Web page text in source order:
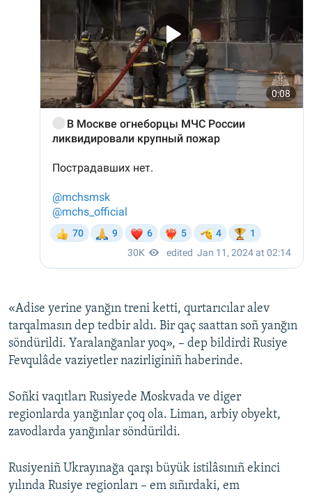
«Adise yerine yanğın treni ketti, qurtarıcılar alev
tarqalmasın dep tedbir aldı. Bir qaç saattan soñ yanğın
söndürildi. Yaralanğanlar yoq», – dep bildirdi Rusiye
Fevqulâde vaziyetler nazirliginiñ haberinde.
Soñki vaqıtları Rusiyede Moskvada ve diger
regionlarda yanğınlar çoq ola. Liman, arbiy obyekt,
zavodlarda yanğınlar söndürildi.
Rusiyeniñ Ukrayınağa qarşı büyük istilâsınıñ ekinci
yılında Rusiye regionları – em sıñırdaki, em